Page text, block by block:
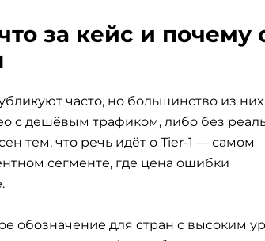
за кейс и почему
часто, но большинство из
с дешёвым трафиком, либо без
тем, что речь идёт о Tier-1 — самом
сегменте, где цена ошибки
обозначение для стран с высоким